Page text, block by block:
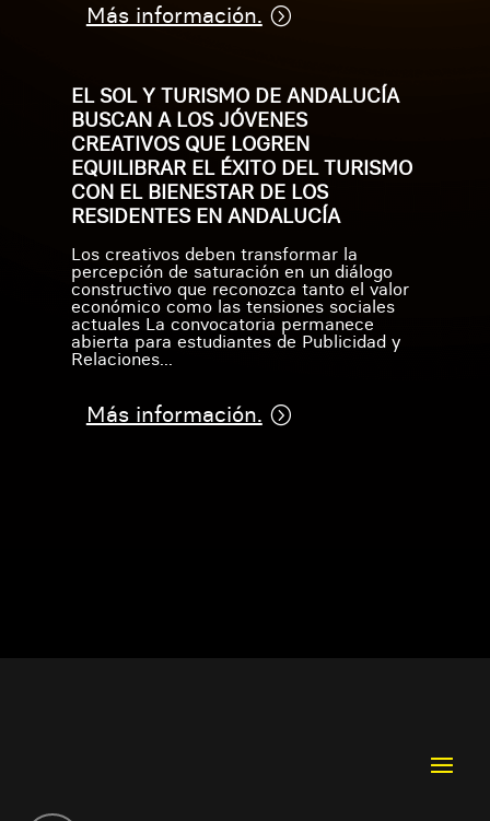
Más información.
EL SOL Y TURISMO DE ANDALUCÍA
BUSCAN A LOS JÓVENES
CREATIVOS QUE LOGREN
EQUILIBRAR EL ÉXITO DEL TURISMO
CON EL BIENESTAR DE LOS
RESIDENTES EN ANDALUCÍA
Los creativos deben transformar la
percepción de saturación en un diálogo
constructivo que reconozca tanto el valor
económico como las tensiones sociales
actuales La convocatoria permanece
abierta para estudiantes de Publicidad y
Relaciones...
Más información.